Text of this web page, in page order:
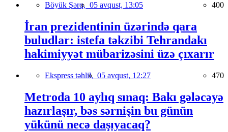
Böyük Şərq, 05 avqust, 13:05 400
İran prezidentinin üzərində qara
buludlar: istefa təkzibi Tehrandakı
hakimiyyət mübarizəsini üzə çıxarır
Ekspress təhlil, 05 avqust, 12:27 470
Metroda 10 aylıq sınaq: Bakı gələcəyə
hazırlaşır, bəs sərnişin bu günün
yükünü necə daşıyacaq?